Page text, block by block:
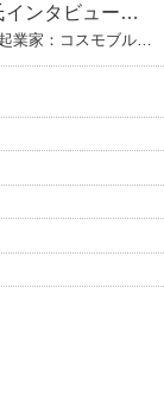
インタビュー
業家：コスモブルー